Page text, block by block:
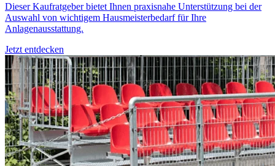
Dieser Kaufratgeber bietet Ihnen praxisnahe Unterstützung bei der
Auswahl von wichtigem Hausmeisterbedarf für Ihre
Anlagenausstattung.
Jetzt entdecken